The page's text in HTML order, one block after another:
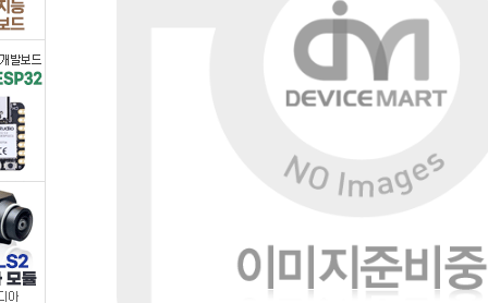
사
무/
생
활/
서
적